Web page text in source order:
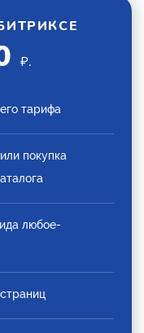
₽.
тарифа
покупка
любое-